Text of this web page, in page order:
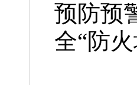
预防预
全“防